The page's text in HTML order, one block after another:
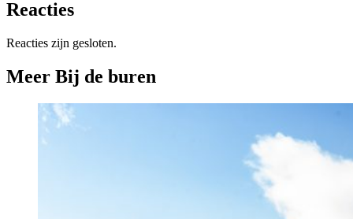
Reacties
Reacties zijn gesloten.
Meer Bij de buren